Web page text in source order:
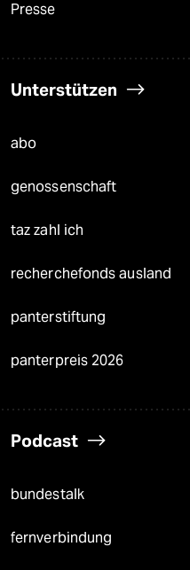
Presse
Unterstützen
abo
genossenschaft
taz zahl ich
recherchefonds ausland
panterstiftung
panterpreis 2026
Podcast
bundestalk
fernverbindung